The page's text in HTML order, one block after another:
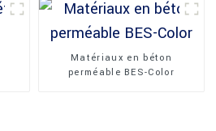
Matériaux en béton
perméable BES-Color